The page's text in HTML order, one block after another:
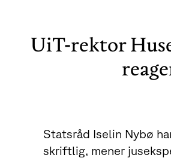
UiT-rektor
Statsråd Iselin Nybø
skriftlig, mener